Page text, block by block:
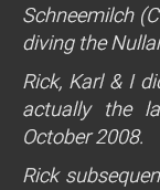
Schneemilch
diving the
Rick, Karl & I
actually the
October 2008.
Rick